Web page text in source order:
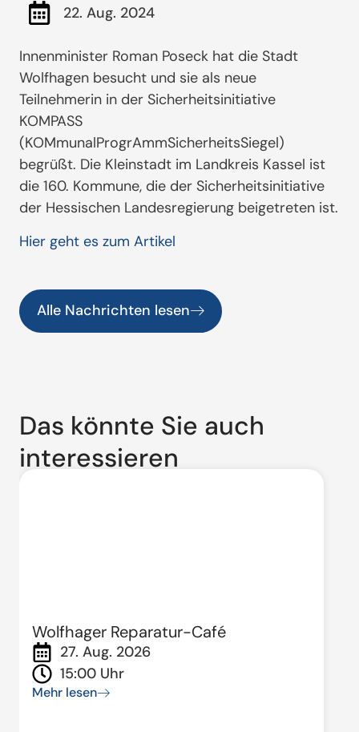
22. Aug. 2024
Innenminister Roman Poseck hat die Stadt
Wolfhagen besucht und sie als neue
Teilnehmerin in der Sicherheitsinitiative
KOMPASS
(KOMmunalProgrAmmSicherheitsSiegel)
begrüßt. Die Kleinstadt im Landkreis Kassel ist
die 160. Kommune, die der Sicherheitsinitiative
der Hessischen Landesregierung beigetreten ist.
Hier geht es zum Artikel
Alle Nachrichten lesen
Das könnte Sie auch
interessieren
Wolfhager Reparatur-Café
27. Aug. 2026
15:00 Uhr
Mehr lesen